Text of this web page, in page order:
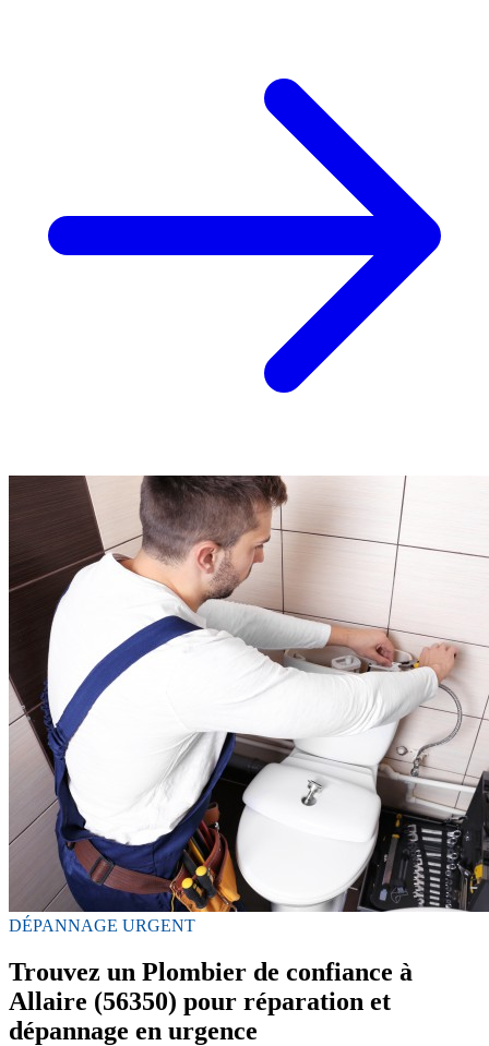
DÉPANNAGE URGENT
Trouvez un Plombier de confiance à
Allaire (56350) pour réparation et
dépannage en urgence